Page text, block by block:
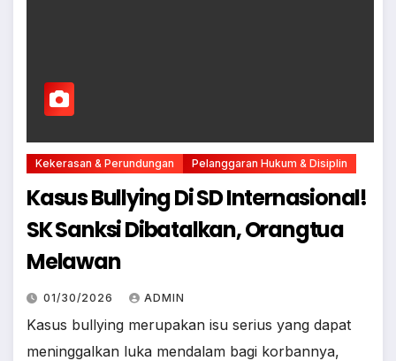
Kekerasan & Perundungan Pelanggaran Hukum & Disiplin
Kasus Bullying Di SD Internasional!
SK Sanksi Dibatalkan, Orangtua
Melawan
01/30/2026 ADMIN
Kasus bullying merupakan isu serius yang dapat
meninggalkan luka mendalam bagi korbannya,